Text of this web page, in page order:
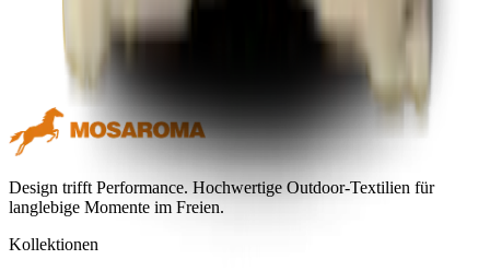
Design trifft Performance. Hochwertige Outdoor-Textilien für
langlebige Momente im Freien.
Kollektionen